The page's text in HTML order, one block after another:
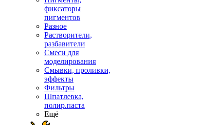
фиксаторы
пигментов
Разное
Растворители,
разбавители
Смеси для
моделирования
Смывки, проливки,
эффекты
Фильтры
Шпатлевка,
полир.паста
Ещё